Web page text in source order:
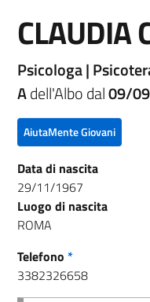
CLAUDIA
Psicologa |
Adell'Albo dal09/
AiutaMente Giovani
Data di nascita
29/11/1967
Luogo di nascita
ROMA
Telefono *
3382326658